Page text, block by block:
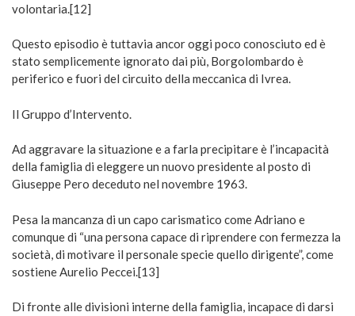
volontaria.[12]
Questo episodio è tuttavia ancor oggi poco conosciuto ed è
stato semplicemente ignorato dai più, Borgolombardo è
periferico e fuori del circuito della meccanica di Ivrea.
Il Gruppo d’Intervento.
Ad aggravare la situazione e a farla precipitare è l’incapacità
della famiglia di eleggere un nuovo presidente al posto di
Giuseppe Pero deceduto nel novembre 1963.
Pesa la mancanza di un capo carismatico come Adriano e
comunque di “una persona capace di riprendere con fermezza la
società, di motivare il personale specie quello dirigente”, come
sostiene Aurelio Peccei.[13]
Di fronte alle divisioni interne della famiglia, incapace di darsi